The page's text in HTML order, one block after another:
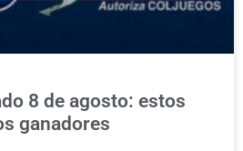
8 de agosto: estos
ganadores